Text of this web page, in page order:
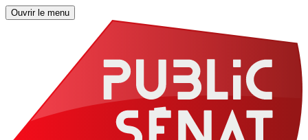
Ouvrir le menu